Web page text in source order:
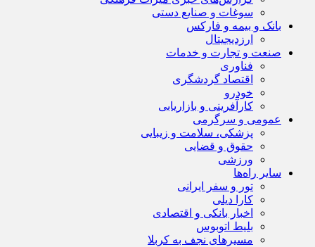
سوغات و صنایع دستی
بانک و بیمه و فارکس
ارزدیجیتال
صنعت و تجارت و خدمات
فناوری
اقتصاد گردشگری
خودرو
کارآفرینی و بازاریابی
عمومی و سرگرمی
پزشکی، سلامت و زیبایی
حقوق و قضایی
ورزشی
سایر راه‌ها
تور و سفر ایرانی
کارا دیلی
اخبار بانکی و اقتصادی
بلیط اتوبوس
مسیرهای نجف به کربلا